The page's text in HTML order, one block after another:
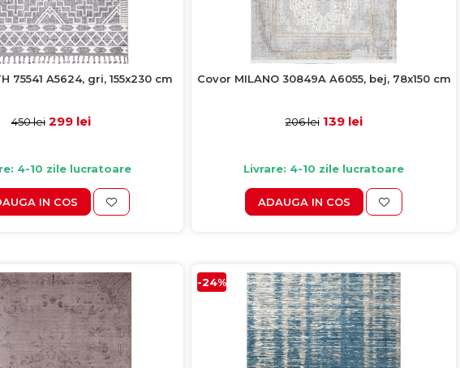
75541 A5624, gri, 155x230 cm
450 lei 299 lei
4-10 zile lucratoare
IN COS
Covor MILANO 30849A A6055, bej, 78x150 cm
206 lei 139 lei
Livrare: 4-10 zile lucratoare
ADAUGA IN COS
-24%